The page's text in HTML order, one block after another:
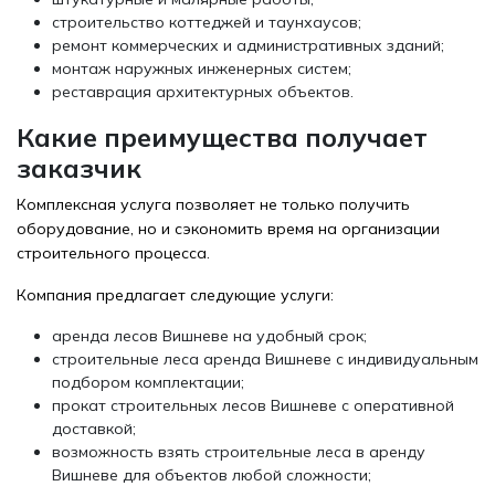
строительство коттеджей и таунхаусов;
ремонт коммерческих и административных зданий;
монтаж наружных инженерных систем;
реставрация архитектурных объектов.
Какие преимущества получает
заказчик
Комплексная услуга позволяет не только получить
оборудование, но и сэкономить время на организации
строительного процесса.
Компания предлагает следующие услуги:
аренда лесов Вишневе на удобный срок;
строительные леса аренда Вишневе с индивидуальным
подбором комплектации;
прокат строительных лесов Вишневе с оперативной
доставкой;
возможность взять строительные леса в аренду
Вишневе для объектов любой сложности;